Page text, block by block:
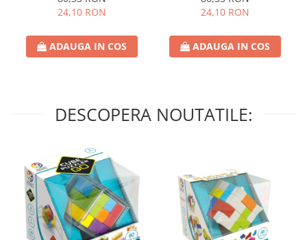
24,10 RON
ADAUGA IN COS
24,10 RON
ADAUGA IN COS
DESCOPERA NOUTATILE: